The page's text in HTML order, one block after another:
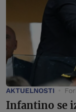
AKTUELNOSTI
Infantino se